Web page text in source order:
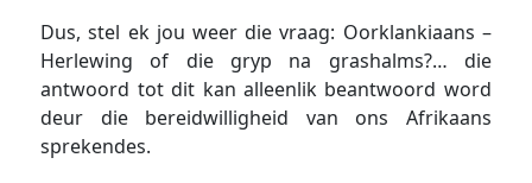
Dus, stel ek jou weer die vraag: Oorklankiaans –
Herlewing of die gryp na grashalms?… die
antwoord tot dit kan alleenlik beantwoord word
deur die bereidwilligheid van ons Afrikaans
sprekendes.